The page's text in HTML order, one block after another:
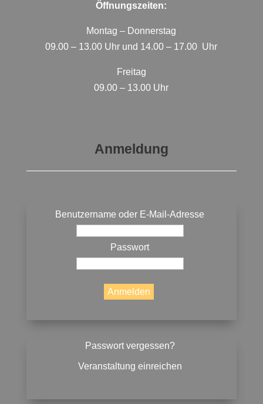
Öffnungszeiten:
Montag – Donnerstag
09.00 – 13.00 Uhr und 14.00 – 17.00 Uhr
Freitag
09.00 – 13.00 Uhr
Anmeldung
Benutzername oder E-Mail-Adresse
Passwort
Passwort vergessen?
Veranstaltung einreichen